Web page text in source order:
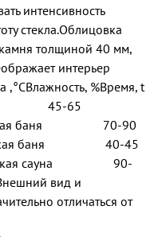
интенсивность
стекла.Облицовка
толщиной 40 мм,
интерьер
,°СВлажность, %Время, t
баня 45-65
баня 70-90
баня 40-45
сауна 90-
вид и
отличаться от